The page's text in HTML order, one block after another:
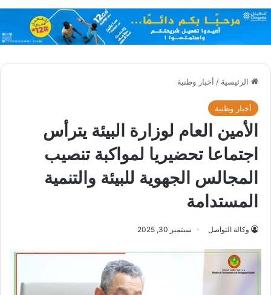
الرئيسية / أخبار وطنية
أخبار وطنية
الأمين العام لوزارة البيئة يترأس
اجتماعا تحضيريا لمواكبة تنصيب
المجالس الجهوية للبيئة والتنمية
المستدامة
وكالة التواصل سبتمبر 30, 2025